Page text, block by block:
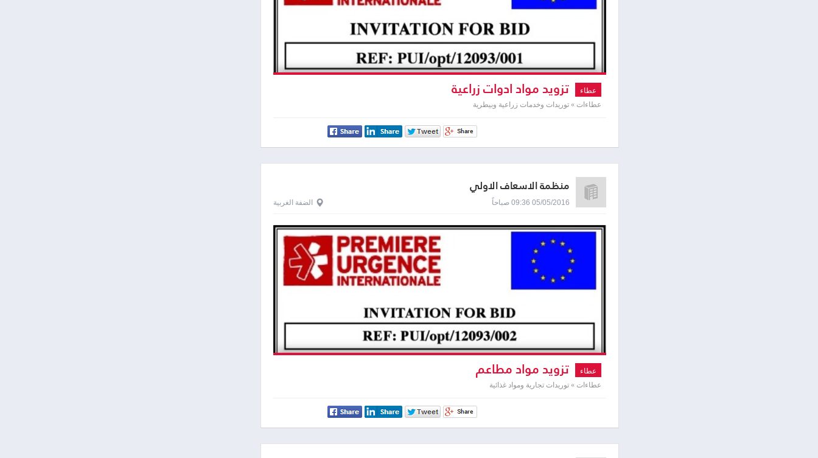
عطاء تزويد مواد ادوات زراعية
عطاءات » توريدات وخدمات زراعية وبيطرية
منظمة الاسعاف الاولي
05/05/2016 09:36 صباحاً الضفة الغربية
عطاء تزويد مواد مطاعم
عطاءات » توريدات تجارية ومواد غذائية